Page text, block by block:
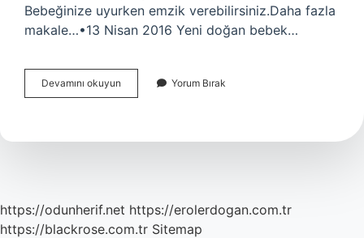
Bebeğinize uyurken emzik verebilirsiniz.Daha fazla
makale…•13 Nisan 2016 Yeni doğan bebek…
Devamını okuyun Bebekler
En
Ölür
Yorum Bırak
https://odunherif.net https://erolerdogan.com.tr
https://blackrose.com.tr Sitemap